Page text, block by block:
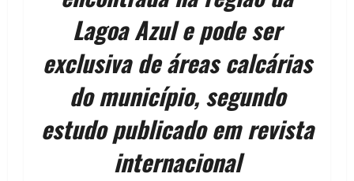
Lagoa Azul e pode ser
exclusiva de áreas calcárias
do município, segundo
estudo publicado em revista
internacional